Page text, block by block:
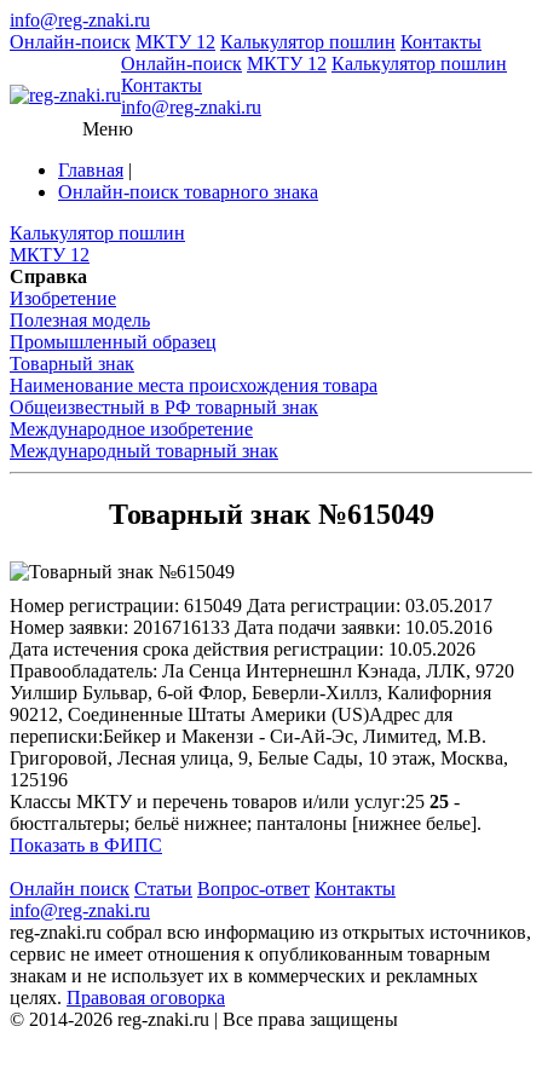
info@reg-znaki.ru
Онлайн-поиск МКТУ 12 Калькулятор пошлин Контакты
Онлайн-поиск МКТУ 12 Калькулятор пошлин
Контакты
info@reg-znaki.ru
Меню
Главная |
Онлайн-поиск товарного знака
Калькулятор пошлин
МКТУ 12
Справка
Изобретение
Полезная модель
Промышленный образец
Товарный знак
Наименование места происхождения товара
Общеизвестный в РФ товарный знак
Международное изобретение
Международный товарный знак
Товарный знак №615049
Номер регистрации: 615049 Дата регистрации: 03.05.2017
Номер заявки: 2016716133 Дата подачи заявки: 10.05.2016
Дата истечения срока действия регистрации: 10.05.2026
Правообладатель: Ла Сенца Интернешнл Кэнада, ЛЛК, 9720
Уилшир Бульвар, 6-ой Флор, Беверли-Хиллз, Калифорния
90212, Соединенные Штаты Америки (US)Адрес для
переписки:Бейкер и Макензи - Си-Ай-Эс, Лимитед, М.В.
Григоровой, Лесная улица, 9, Белые Сады, 10 этаж, Москва,
125196
Классы МКТУ и перечень товаров и/или услуг:25 25 -
бюстгальтеры; бельё нижнее; панталоны [нижнее белье].
Показать в ФИПС
Онлайн поиск Статьи Вопрос-ответ Контакты
info@reg-znaki.ru
reg-znaki.ru собрал всю информацию из открытых источников,
сервис не имеет отношения к опубликованным товарным
знакам и не использует их в коммерческих и рекламных
целях. Правовая оговорка
© 2014-2026 reg-znaki.ru | Все права защищены